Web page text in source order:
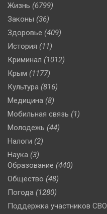
Жизнь (6799)
Законы (36)
Здоровье (409)
История (11)
Криминал (1012)
Крым (1177)
Культура (816)
Медицина (8)
Мобильная связь (1)
Молодежь (44)
Налоги (2)
Наука (3)
Образование (440)
Общество (48)
Погода (1280)
Поддержка участников СВО